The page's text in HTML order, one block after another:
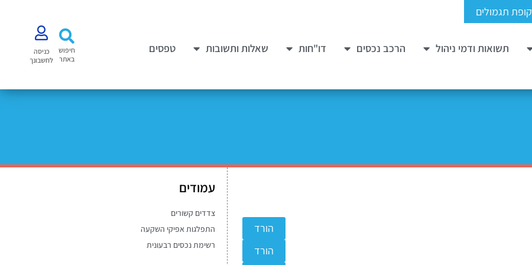
קופת תגמולים
תשואות ודמי ניהול הרכב נכסים דו"חות שאלות ותשובות
טפסים
חיפוש
באתר
כניסה
לחשבונך
הורד
הורד
עמודים
צדדים קשורים
התפלגות אפיקי השקעה
רשימת נכסים רבעונית